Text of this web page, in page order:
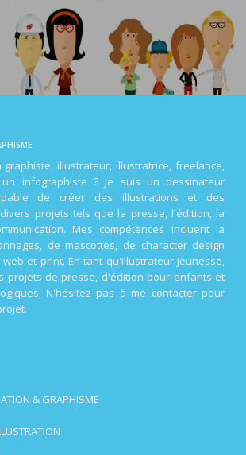
graphiste, illustrateur, illustratrice, freelance,
infographiste ? Je suis un dessinateur
de créer des illustrations et des
projets tels que la presse, l'édition, la
Mes compétences incluent la
de mascottes, de character design
et print. En tant qu'illustrateur jeunesse,
projets de presse, d'édition pour enfants et
N'hésitez pas à me contacter pour
& GRAPHISME